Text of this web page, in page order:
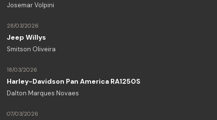
Josemar Volpini
28/03/2026
Jeep Willys
Smitson Oliveira
18/03/2026
Harley-Davidson Pan America RA1250S
Dalton Marques Novaes
07/03/2026